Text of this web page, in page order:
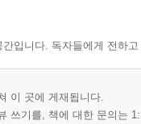
입니다. 독자들에게 전하
이 곳에 게재됩니다.
쓰기를, 책에 대한 문의는